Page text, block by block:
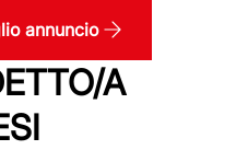
annuncio
A